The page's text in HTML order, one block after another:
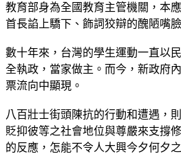
教育部身為全國教育主管機關，本
首長諂上驕下、飾詞狡辯的醜陋嘴
數十年來，台灣的學生運動一直以
全執政，當家做主。而今，新政府
票流向中顯現。
八百壯士街頭陳抗的行動和遭遇，
貶抑彼等之社會地位與尊嚴來支撐
的反應，怎能不令人大興今夕何夕